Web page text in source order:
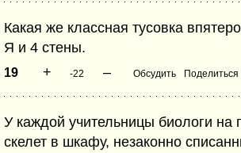
Какая же классная тусовка
Я и 4 стены.
19 + -22 – Обсудить Поделиться
У каждой учительницы биологи на
скелет в шкафу, незаконно